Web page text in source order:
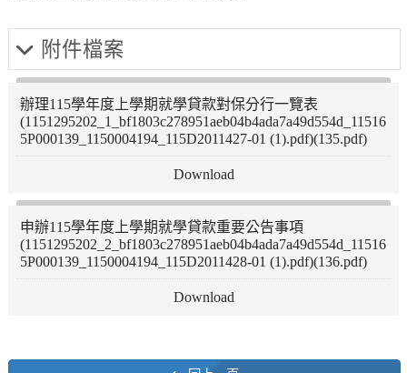
附件檔案
辦理115學年度上學期就學貸款對保分行一覽表
(1151295202_1_bf1803c278951aeb04b4ada7a49d554d_11516
5P000139_1150004194_115D2011427-01 (1).pdf)(135.pdf)
申辦115學年度上學期就學貸款重要公告事項
(1151295202_2_bf1803c278951aeb04b4ada7a49d554d_11516
5P000139_1150004194_115D2011428-01 (1).pdf)(136.pdf)